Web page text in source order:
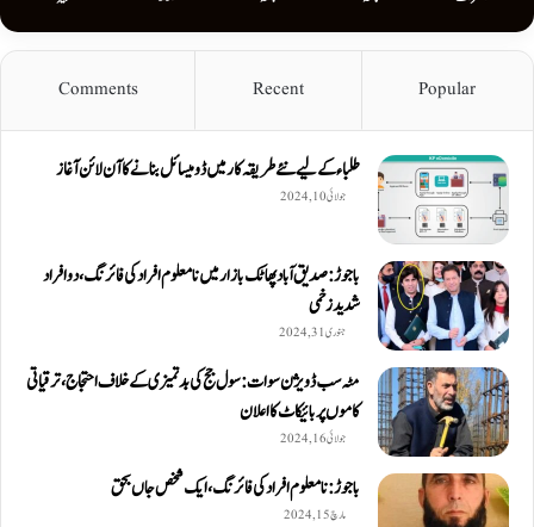
Popular
Recent
Comments
طلباء کے لیے نئے طریقہ کار میں ڈومیسائل بنانے کا آن لائن آغاز
جولائی 10, 2024
باجوڑ: صدیق اۤباد پھاٹک بازار میں نامعلوم افراد کی فائرنگ، دو افراد
شدید زخمی
جنوری 31, 2024
مٹہ سب ڈویژن سوات: سول جج کی بدتمیزی کے خلاف احتجاج، ترقیاتی
کاموں پر بائیکاٹ کا اعلان
جولائی 16, 2024
باجوڑ: نامعلوم افراد کی فائرنگ، ایک شخص جاں بحق
مارچ 15, 2024